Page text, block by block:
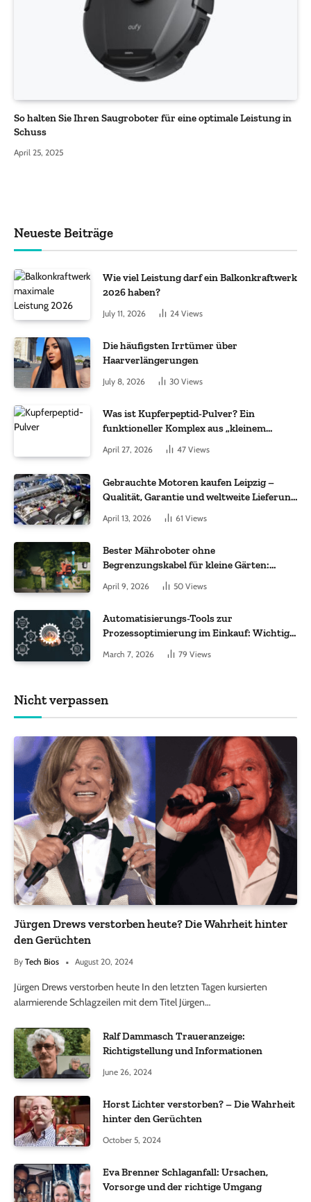
So halten Sie Ihren Saugroboter für eine optimale Leistung in
Schuss
April 25, 2025
Neueste Beiträge
Wie viel Leistung darf ein Balkonkraftwerk
2026 haben?
July 11, 2026 24 Views
Die häufigsten Irrtümer über
Haarverlängerungen
July 8, 2026 30 Views
Was ist Kupferpeptid-Pulver? Ein
funktioneller Komplex aus „kleinem
Molekül + Metall“
April 27, 2026 47 Views
Gebrauchte Motoren kaufen Leipzig –
Qualität, Garantie und weltweite Lieferung
April 13, 2026 61 Views
Bester Mähroboter ohne
Begrenzungskabel für kleine Gärten:
Worauf es bei 200 bis 500 m² wirklich
ankommt
April 9, 2026 50 Views
Automatisierungs-Tools zur
Prozessoptimierung im Einkauf: Wichtige
Funktionen, auf die Sie achten sollten
March 7, 2026 79 Views
Nicht verpassen
Jürgen Drews verstorben heute? Die Wahrheit hinter
den Gerüchten
By Tech Bios August 20, 2024
Jürgen Drews verstorben heute In den letzten Tagen kursierten
alarmierende Schlagzeilen mit dem Titel Jürgen…
Ralf Dammasch Traueranzeige:
Richtigstellung und Informationen
June 26, 2024
Horst Lichter verstorben? – Die Wahrheit
hinter den Gerüchten
October 5, 2024
Eva Brenner Schlaganfall: Ursachen,
Vorsorge und der richtige Umgang